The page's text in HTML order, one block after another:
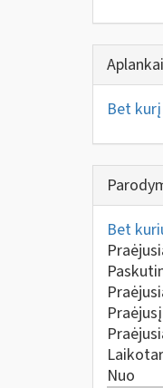
Aplankai
Bet
Bet
Nuo